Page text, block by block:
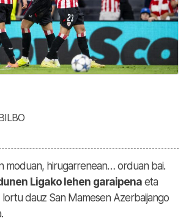
moduan, hirugarrenean… orduan bai.
Ligako lehen garaipena eta
dauz San Mamesen Azerbaijango